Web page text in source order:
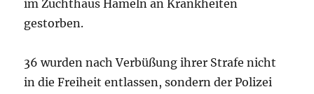
im Zuchthaus Hameln an Krankheiten
gestorben.
36 wurden nach Verbüßung ihrer Strafe nicht
in die Freiheit entlassen, sondern der Polizei